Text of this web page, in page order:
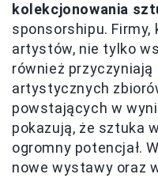
kolekcjonowania
sponsorshipu.
artystów, nie tylko
również
artystycznych
powstających w
pokazują, że sztuka
ogromny potencjał.
nowe wystawy oraz